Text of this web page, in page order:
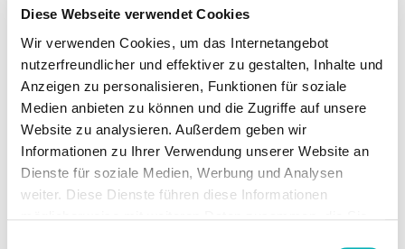
Diese Webseite verwendet Cookies
Wir verwenden Cookies, um das Internetangebot
nutzerfreundlicher und effektiver zu gestalten, Inhalte und
Anzeigen zu personalisieren, Funktionen für soziale
Medien anbieten zu können und die Zugriffe auf unsere
Website zu analysieren. Außerdem geben wir
Informationen zu Ihrer Verwendung unserer Website an
Dienste für soziale Medien, Werbung und Analysen
weiter. Diese Dienste führen diese Informationen
Diese Inhalte können nicht angezeigt werden, da die
Marketing-Cookies abgelehnt wurden. Klicken Sie